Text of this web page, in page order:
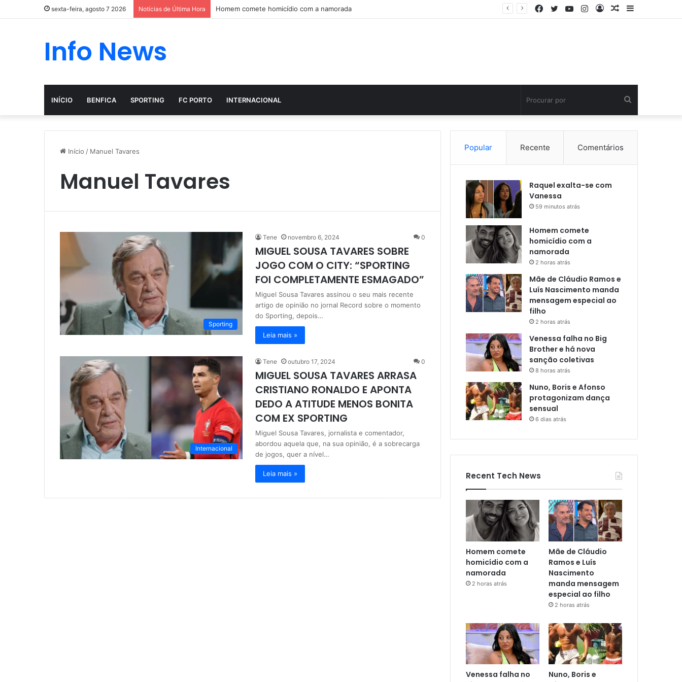
sexta-feira, agosto 7 2026 Notícias de Última Hora Homem comete homicídio com a namorada
Barra
Artigo
Entrar
Instagram
YouTube
Twitter
Facebook
Info News
INÍCIO BENFICA SPORTING FC PORTO INTERNACIONAL
por
Início / Manuel Tavares
Manuel Tavares
Sporting
Tene novembro 6, 2024 0
MIGUEL SOUSA TAVARES SOBRE
JOGO COM O CITY: “SPORTING
FOI COMPLETAMENTE ESMAGADO”
Miguel Sousa Tavares assinou o seu mais recente
artigo de opinião no jornal Record sobre o momento
do Sporting, depois…
Leia mais »
Internacional
Tene outubro 17, 2024 0
MIGUEL SOUSA TAVARES ARRASA
CRISTIANO RONALDO E APONTA
DEDO A ATITUDE MENOS BONITA
COM EX SPORTING
Miguel Sousa Tavares, jornalista e comentador,
abordou aquela que, na sua opinião, é a sobrecarga
de jogos, quer a nível…
Leia mais »
Popular Recente Comentários
Raquel exalta-se com
Vanessa
59 minutos atrás
Homem comete
homicídio com a
namorada
2 horas atrás
Mãe de Cláudio Ramos e
Luís Nascimento manda
mensagem especial ao
filho
2 horas atrás
Venessa falha no Big
Brother e há nova
sanção coletivas
8 horas atrás
Nuno, Boris e Afonso
protagonizam dança
sensual
6 dias atrás
Recent Tech News
Homem comete
homicídio com a
namorada
2 horas atrás
Mãe de Cláudio
Ramos e Luís
Nascimento
manda mensagem
especial ao filho
2 horas atrás
Venessa falha no
Nuno, Boris e